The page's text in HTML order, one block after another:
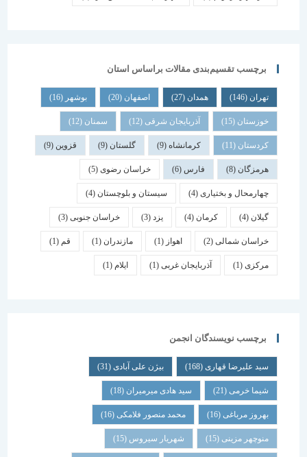
برچسب تقسیم‌بندی مقالات براساس استان
همدان اصفهان (20) بوشهر
خوزستان(15) آذربایجان شرقی(12) سمنان (12)
کردستان(11) کرمانشاه(9) گلستان (9) قزوین
هرمزگان(8) فارس خراسان رضوی(5)
چهارمحال و بختیاری (4) سیستان و بلوچستان(4)
کرمان یزد خراسان جنوبی(3)
خراسان شمالی(2) اهواز مازندران(1) قم
(1) آذربایجان غربی(1) ایلام
برچسب نویسندگان انجمن
سید علیرضا قهاری(168) بیژن علی آبادی(31)
شیما خرمی(21) سید هادی میرمیران(18)
بهروز مرباغی (16) محمد منصور فلامکی (16)
منوچهر مزینی(15) شهریار سیروس(15)